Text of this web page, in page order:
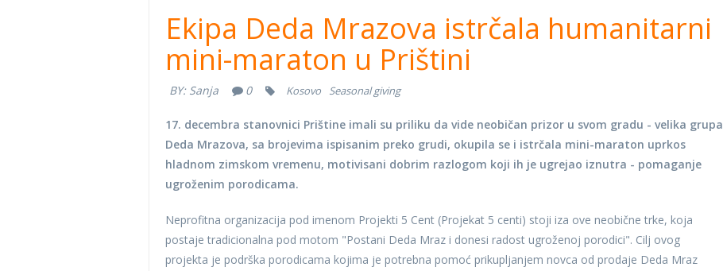
Ekipa Deda Mrazova istrčala humanitarni
mini-maraton u Prištini
BY: Sanja 0 Kosovo Seasonal giving
17. decembra stanovnici Prištine imali su priliku da vide neobičan prizor u svom gradu - velika grupa
Deda Mrazova, sa brojevima ispisanim preko grudi, okupila se i istrčala mini-maraton uprkos
hladnom zimskom vremenu, motivisani dobrim razlogom koji ih je ugrejao iznutra - pomaganje
ugroženim porodicama.
Neprofitna organizacija pod imenom Projekti 5 Cent (Projekat 5 centi) stoji iza ove neobične trke, koja
postaje tradicionalna pod motom "Postani Deda Mraz i donesi radost ugroženoj porodici". Cilj ovog
projekta je podrška porodicama kojima je potrebna pomoć prikupljanjem novca od prodaje Deda Mraz